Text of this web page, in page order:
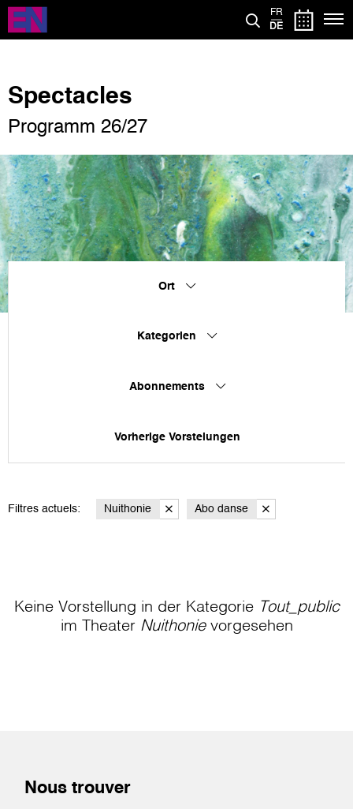
Direkt
zum
Inhalt
FR
DE
Spectacles
Programm 26/27
Ort
Kategorien
Abonnements
Vorherige Vorstelungen
Filtres actuels: Nuithonie Abo danse
Keine Vorstellung in der Kategorie Tout_public
im Theater Nuithonievorgesehen
Nous trouver